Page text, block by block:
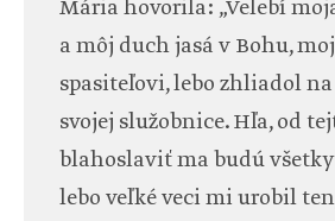
Mária hovorila: „Velebí
a môj duch jasá v Bohu,
spasiteľovi, lebo zhliadol
svojej služobnice. Hľa, od
blahoslaviť ma budú
lebo veľké veci mi urobil